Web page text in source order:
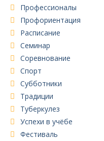
Профессионалы
Профориентация
Расписание
Семинар
Соревнование
Спорт
Субботники
Традиции
Туберкулез
Успехи в учёбе
Фестиваль